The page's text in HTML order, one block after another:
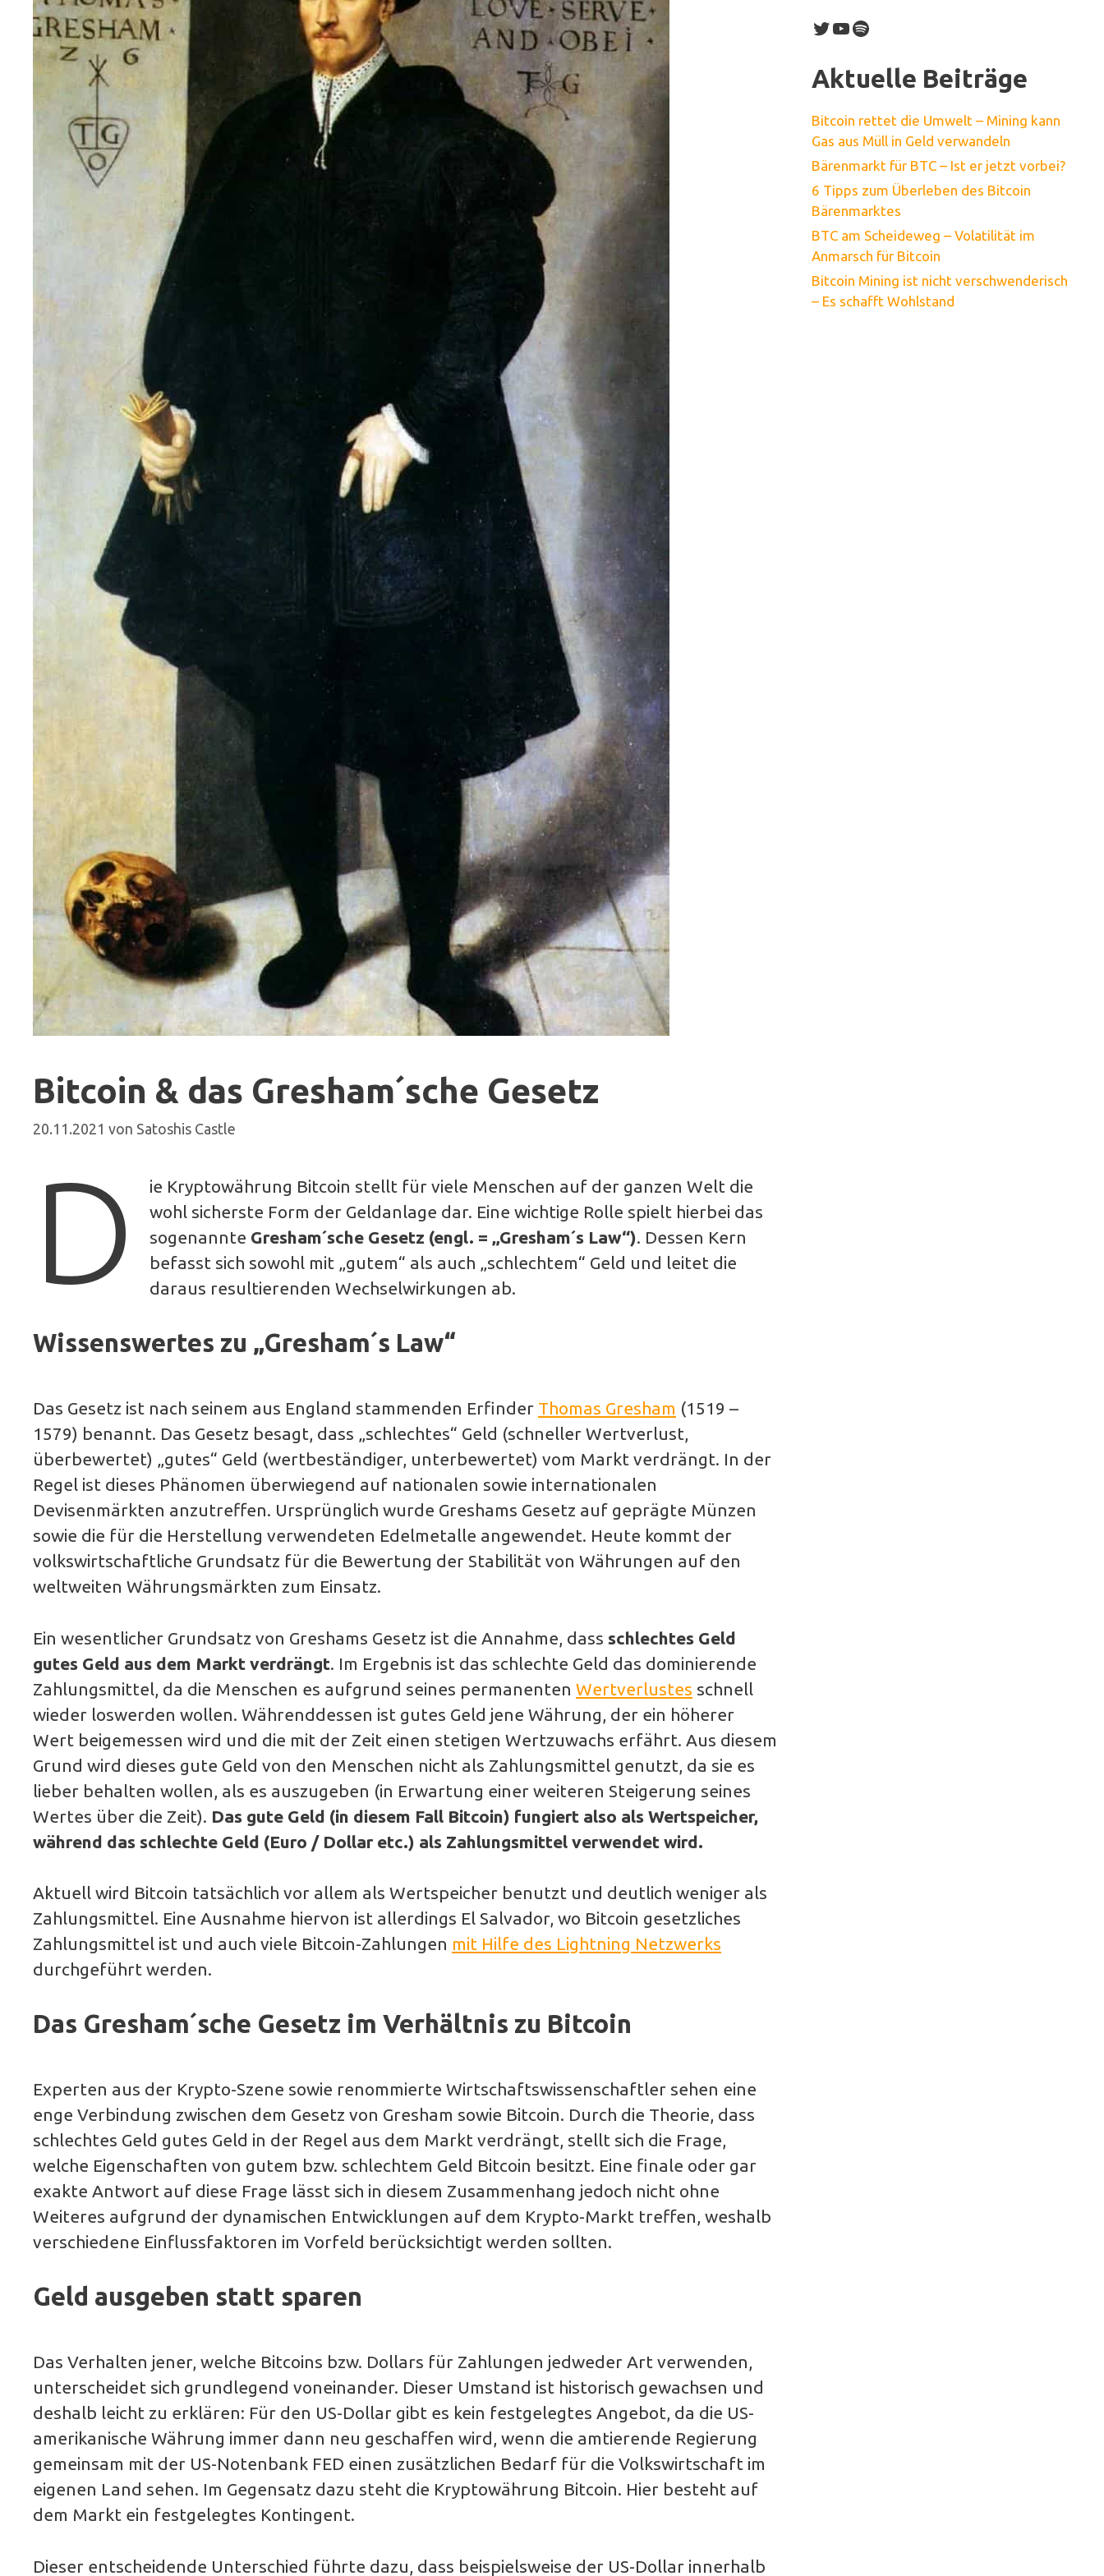
Bitcoin & das Gresham´sche Gesetz
20.11.2021 von Satoshis Castle
D
ie Kryptowährung Bitcoin stellt für viele Menschen auf der ganzen Welt die
wohl sicherste Form der Geldanlage dar. Eine wichtige Rolle spielt hierbei das
sogenannte Gresham´sche Gesetz (engl. = „Gresham´s Law“). Dessen Kern
befasst sich sowohl mit „gutem“ als auch „schlechtem“ Geld und leitet die
daraus resultierenden Wechselwirkungen ab.
Wissenswertes zu „Gresham´s Law“
Das Gesetz ist nach seinem aus England stammenden Erfinder Thomas Gresham (1519 –
1579) benannt. Das Gesetz besagt, dass „schlechtes“ Geld (schneller Wertverlust,
überbewertet) „gutes“ Geld (wertbeständiger, unterbewertet) vom Markt verdrängt. In der
Regel ist dieses Phänomen überwiegend auf nationalen sowie internationalen
Devisenmärkten anzutreffen. Ursprünglich wurde Greshams Gesetz auf geprägte Münzen
sowie die für die Herstellung verwendeten Edelmetalle angewendet. Heute kommt der
volkswirtschaftliche Grundsatz für die Bewertung der Stabilität von Währungen auf den
weltweiten Währungsmärkten zum Einsatz.
Ein wesentlicher Grundsatz von Greshams Gesetz ist die Annahme, dass schlechtes Geld
gutes Geld aus dem Markt verdrängt. Im Ergebnis ist das schlechte Geld das dominierende
Zahlungsmittel, da die Menschen es aufgrund seines permanenten Wertverlustes schnell
wieder loswerden wollen. Währenddessen ist gutes Geld jene Währung, der ein höherer
Wert beigemessen wird und die mit der Zeit einen stetigen Wertzuwachs erfährt. Aus diesem
Grund wird dieses gute Geld von den Menschen nicht als Zahlungsmittel genutzt, da sie es
lieber behalten wollen, als es auszugeben (in Erwartung einer weiteren Steigerung seines
Wertes über die Zeit). Das gute Geld (in diesem Fall Bitcoin) fungiert also als Wertspeicher,
während das schlechte Geld (Euro / Dollar etc.) als Zahlungsmittel verwendet wird.
Aktuell wird Bitcoin tatsächlich vor allem als Wertspeicher benutzt und deutlich weniger als
Zahlungsmittel. Eine Ausnahme hiervon ist allerdings El Salvador, wo Bitcoin gesetzliches
Zahlungsmittel ist und auch viele Bitcoin-Zahlungen mit Hilfe des Lightning Netzwerks
durchgeführt werden.
Das Gresham´sche Gesetz im Verhältnis zu Bitcoin
Experten aus der Krypto-Szene sowie renommierte Wirtschaftswissenschaftler sehen eine
enge Verbindung zwischen dem Gesetz von Gresham sowie Bitcoin. Durch die Theorie, dass
schlechtes Geld gutes Geld in der Regel aus dem Markt verdrängt, stellt sich die Frage,
welche Eigenschaften von gutem bzw. schlechtem Geld Bitcoin besitzt. Eine finale oder gar
exakte Antwort auf diese Frage lässt sich in diesem Zusammenhang jedoch nicht ohne
Weiteres aufgrund der dynamischen Entwicklungen auf dem Krypto-Markt treffen, weshalb
verschiedene Einflussfaktoren im Vorfeld berücksichtigt werden sollten.
Geld ausgeben statt sparen
Das Verhalten jener, welche Bitcoins bzw. Dollars für Zahlungen jedweder Art verwenden,
unterscheidet sich grundlegend voneinander. Dieser Umstand ist historisch gewachsen und
deshalb leicht zu erklären: Für den US-Dollar gibt es kein festgelegtes Angebot, da die US-
amerikanische Währung immer dann neu geschaffen wird, wenn die amtierende Regierung
gemeinsam mit der US-Notenbank FED einen zusätzlichen Bedarf für die Volkswirtschaft im
eigenen Land sehen. Im Gegensatz dazu steht die Kryptowährung Bitcoin. Hier besteht auf
dem Markt ein festgelegtes Kontingent.
Dieser entscheidende Unterschied führte dazu, dass beispielsweise der US-Dollar innerhalb
Twitter
YouTube
Spotify
Aktuelle Beiträge
Bitcoin rettet die Umwelt – Mining kann
Gas aus Müll in Geld verwandeln
Bärenmarkt für BTC – Ist er jetzt vorbei?
6 Tipps zum Überleben des Bitcoin
Bärenmarktes
BTC am Scheideweg – Volatilität im
Anmarsch für Bitcoin
Bitcoin Mining ist nicht verschwenderisch
– Es schafft Wohlstand